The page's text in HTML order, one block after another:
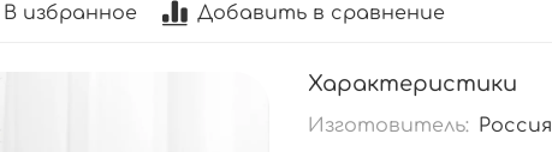
В избранное Добавить в сравнение
Характеристики
Изготовитель: Россия